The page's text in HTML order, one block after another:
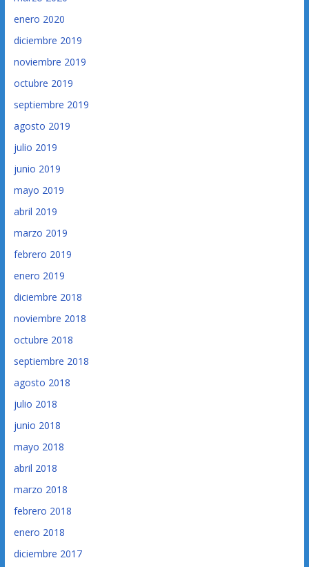
enero 2020
diciembre 2019
noviembre 2019
octubre 2019
septiembre 2019
agosto 2019
julio 2019
junio 2019
mayo 2019
abril 2019
marzo 2019
febrero 2019
enero 2019
diciembre 2018
noviembre 2018
octubre 2018
septiembre 2018
agosto 2018
julio 2018
junio 2018
mayo 2018
abril 2018
marzo 2018
febrero 2018
enero 2018
diciembre 2017